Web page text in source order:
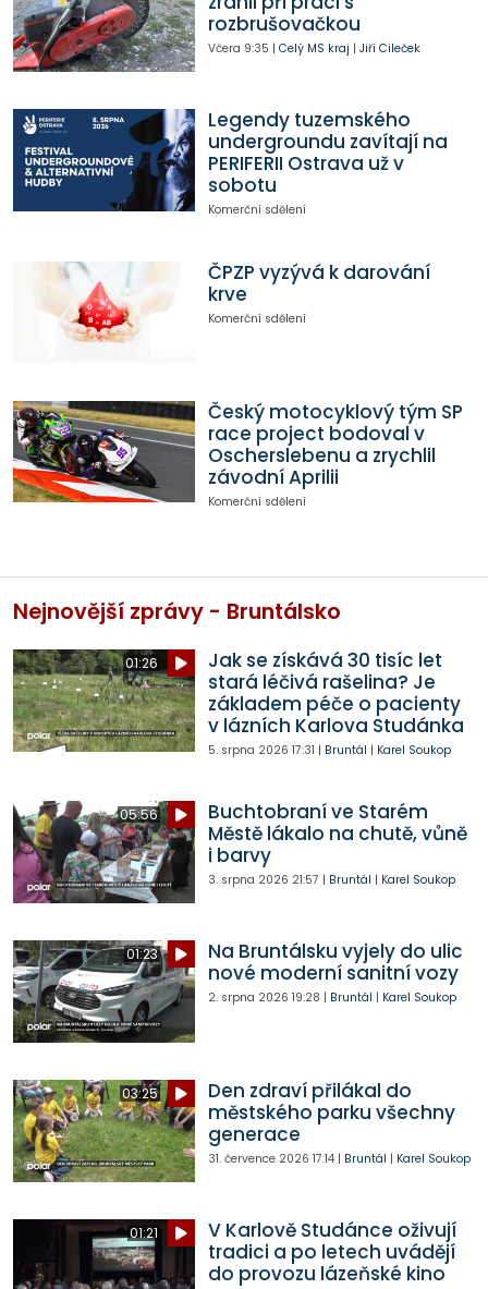
rozbrušovačkou
Včera 9:35 | Celý MS kraj | Jiří Cileček
Legendy tuzemského
undergroundu zavítají na
PERIFERII Ostrava už v
sobotu
Komerční sdělení
ČPZP vyzývá k darování
krve
Komerční sdělení
Český motocyklový tým SP
race project bodoval v
Oscherslebenu a zrychlil
závodní Aprilii
Komerční sdělení
Nejnovější zprávy - Bruntálsko
01:26
Jak se získává 30 tisíc let
stará léčivá rašelina? Je
základem péče o pacienty
v lázních Karlova Studánka
5. srpna 2026 17:31 | Bruntál | Karel Soukop
05:56
Buchtobraní ve Starém
Městě lákalo na chutě, vůně
i barvy
3. srpna 2026 21:57 | Bruntál | Karel Soukop
01:23
Na Bruntálsku vyjely do ulic
nové moderní sanitní vozy
2. srpna 2026 19:28 | Bruntál | Karel Soukop
03:25
Den zdraví přilákal do
městského parku všechny
generace
31. července 2026 17:14| Bruntál | Karel Soukop
01:21
V Karlově Studánce oživují
tradici a po letech uvádějí
do provozu lázeňské kino